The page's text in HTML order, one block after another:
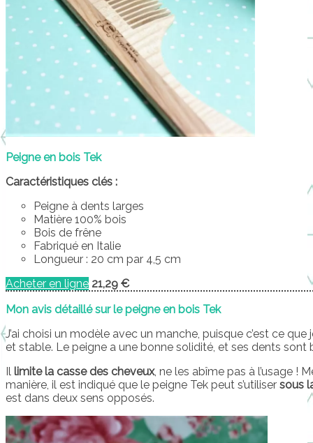
Peigne en bois Tek
Caractéristiques clés :
Peigne à dents larges
Matière 100% bois
Bois de frêne
Fabriqué en Italie
Longueur : 20 cm par 4,5 cm
Acheter en ligne 21,29 €
Mon avis détaillé sur le peigne en bois Tek
J’ai choisi un modèle avec un manche, puisque c’est ce
et stable. Le peigne a une bonne solidité, et ses dents sont
Il limite la casse des cheveux, ne les abîme pas à l’usage !
manière, il est indiqué que le peigne Tek peut s’utiliser sous
est dans deux sens opposés.